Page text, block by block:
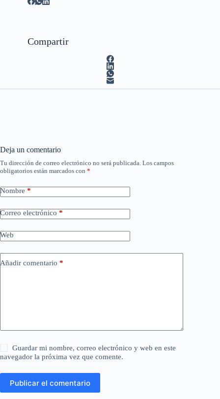
Compartir
Deja un comentario
Tu dirección de correo electrónico no será publicada. Los campos
obligatorios están marcados con *
Nombre *
Correo electrónico *
Web
Añadir comentario *
Guardar mi nombre, correo electrónico y web en este
navegador la próxima vez que comente.
Publicar el comentario